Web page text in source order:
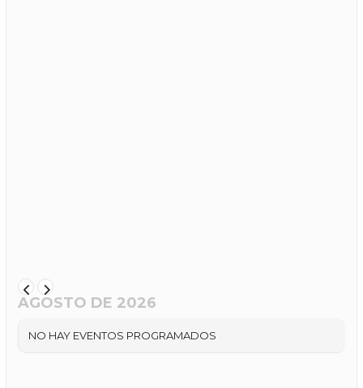
AGOSTO DE 2026
NO HAY EVENTOS PROGRAMADOS